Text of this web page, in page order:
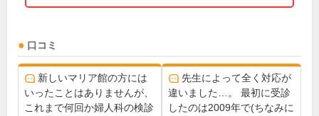
口コミ
新しいマリア館の方には
いったことはありませんが、
これまで何回か婦人科の検診
先生によって全く対応が
違いました…。 最初に受診
したのは2009年で(ちなみに